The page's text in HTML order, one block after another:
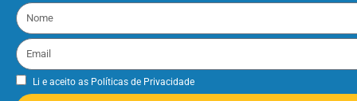
Li e aceito as Políticas de Privacidade